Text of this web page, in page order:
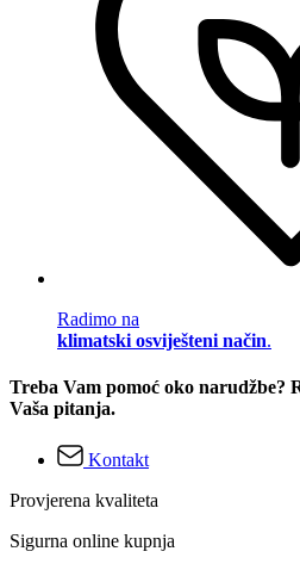
Radimo na
klimatski osviješteni način.
Treba Vam pomoć oko narudžbe?
Vaša pitanja.
Kontakt
Provjerena kvaliteta
Sigurna online kupnja